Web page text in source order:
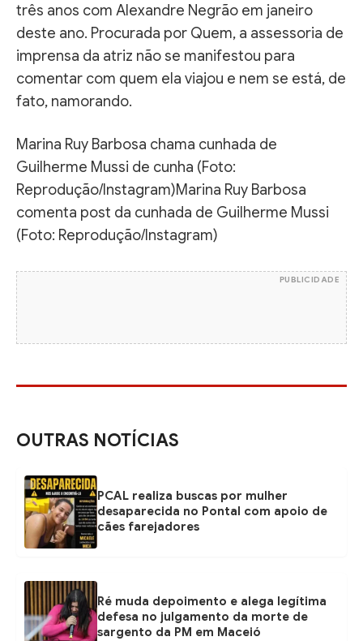
três anos com Alexandre Negrão em janeiro
deste ano. Procurada por Quem, a assessoria de
imprensa da atriz não se manifestou para
comentar com quem ela viajou e nem se está, de
fato, namorando.
Marina Ruy Barbosa chama cunhada de
Guilherme Mussi de cunha (Foto:
Reprodução/Instagram)Marina Ruy Barbosa
comenta post da cunhada de Guilherme Mussi
(Foto: Reprodução/Instagram)
PUBLICIDADE
OUTRAS NOTÍCIAS
PCAL realiza buscas por mulher
desaparecida no Pontal com apoio de
cães farejadores
Ré muda depoimento e alega legítima
defesa no julgamento da morte de
sargento da PM em Maceió